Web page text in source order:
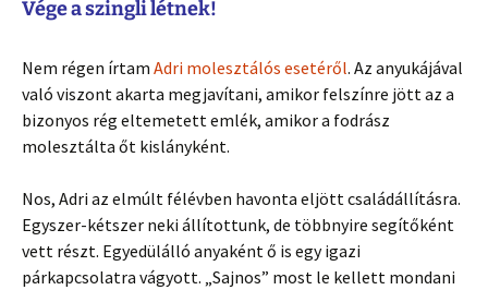
Vége a szingli létnek!
Nem régen írtam Adri molesztálós esetéről. Az anyukájával
való viszont akarta megjavítani, amikor felszínre jött az a
bizonyos rég eltemetett emlék, amikor a fodrász
molesztálta őt kislányként.
Nos, Adri az elmúlt félévben havonta eljött családállításra.
Egyszer-kétszer neki állítottunk, de többnyire segítőként
vett részt. Egyedülálló anyaként ő is egy igazi
párkapcsolatra vágyott. „Sajnos” most le kellett mondani